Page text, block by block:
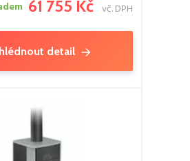
61 755 Kč vč. DPH
detail